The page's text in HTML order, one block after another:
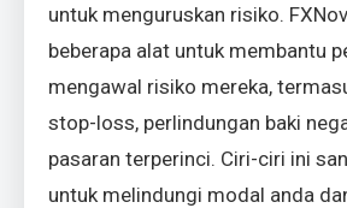
untuk menguruskan risiko.
beberapa alat untuk membantu
mengawal risiko mereka,
stop-loss, perlindungan baki
pasaran terperinci. Ciri-ciri ini
untuk melindungi modal anda